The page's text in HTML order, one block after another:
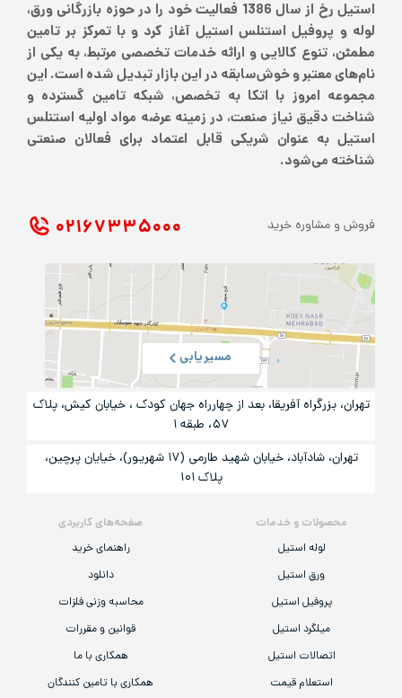
استیل رخ از سال 1386 فعالیت خود را در حوزه بازرگانی ورق،
لوله و پروفیل استنلس استیل آغاز کرد و با تمرکز بر تامین
مطمئن، تنوع کالایی و ارائه خدمات تخصصی مرتبط، به یکی از
نام‌های معتبر و خوش‌سابقه در این بازار تبدیل شده است. این
مجموعه امروز با اتکا به تخصص، شبکه تامین گسترده و
شناخت دقیق نیاز صنعت، در زمینه عرضه مواد اولیه استنلس
استیل به عنوان شریکی قابل اعتماد برای فعالان صنعتی
شناخته می‌شود.
محصولات و خدمات
لوله استیل
ورق استیل
پروفیل استیل
میلگرد استیل
اتصالات استیل
استعلام قیمت
صفحه‌های کاربردی
راهنمای خرید
دانلود
محاسبه وزنی فلزات
قوانین و مقررات
همکاری با ما
همکاری با تامین کنندگان
فروش و مشاوره خرید ۰۲۱ ۶۷۳۳۵۰۰۰
مسیریابی
تهران، بزرگراه آفریقا، بعد از چهارراه جهان کودک ، خیابان کیش، پلاک
۵۷، طبقه ۱
تهران، شادآباد، خیابان شهید طارمی (۱۷ شهریور)، خیایان پرچین،
پلاک ۱۰۱